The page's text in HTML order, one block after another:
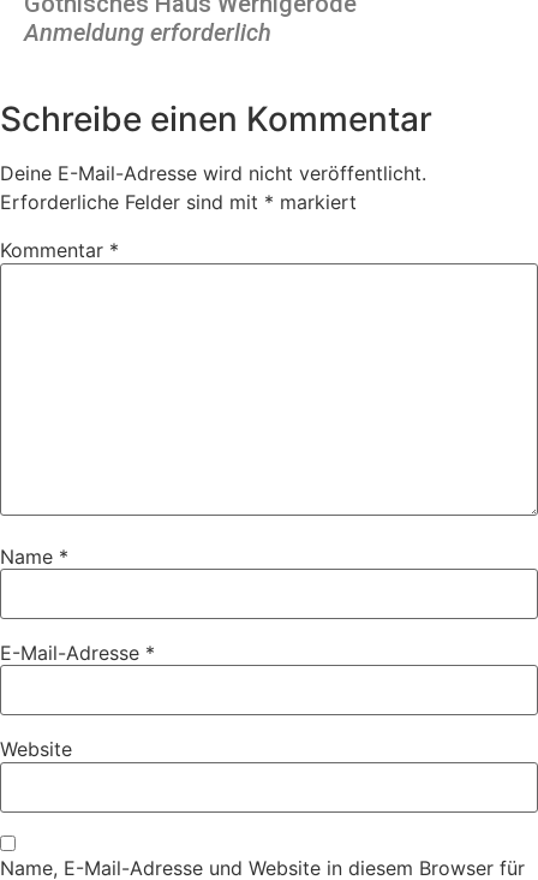
Anmeldung erforderlich
Schreibe einen Kommentar
Deine E-Mail-Adresse wird nicht veröffentlicht.
Erforderliche Felder sind mit * markiert
Kommentar *
Name *
E-Mail-Adresse *
Website
Name, E-Mail-Adresse und Website in diesem Browser für